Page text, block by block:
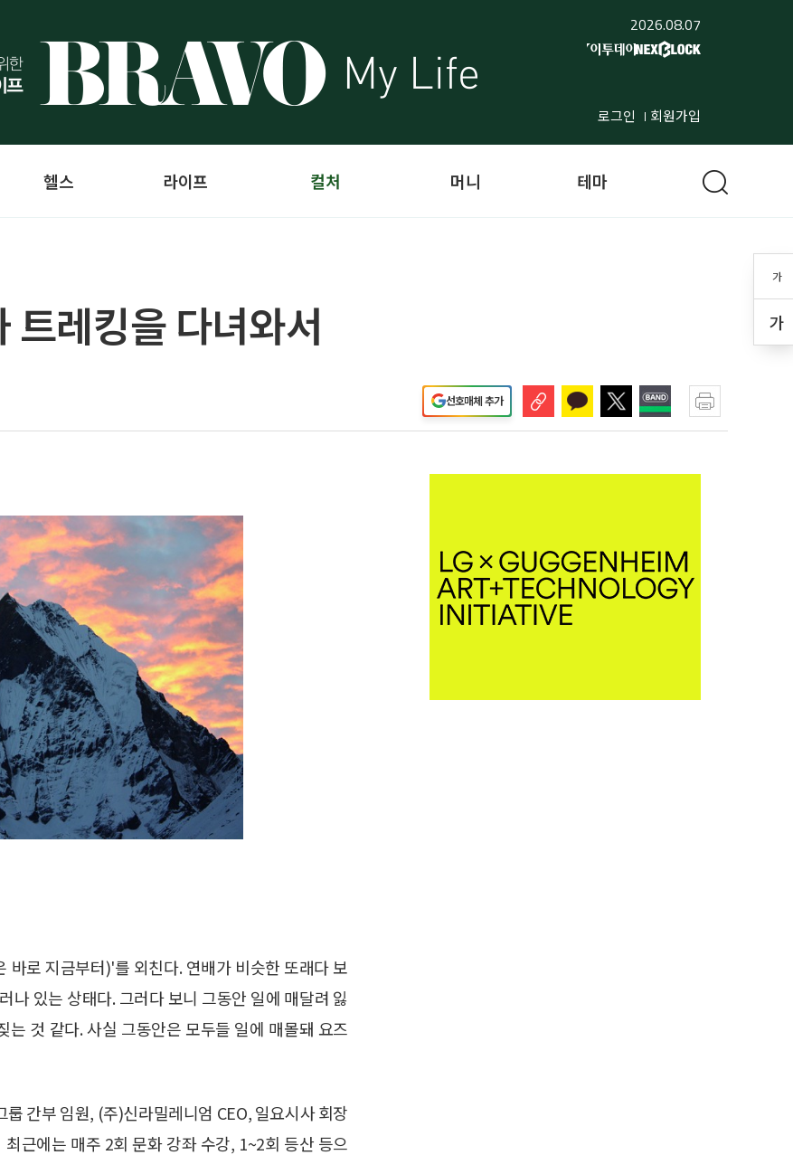
2026.08.07
로그인 회원가입
가
가
헬스 라이프 컬처 머니 테마
레킹을 다녀와서
선호매체 추가
로 지금부터)'를 외친다. 연배가 비슷한 또래다 보
나 있는 상태다. 그러다 보니 그동안 일에 매달려 잃
는 것 같다. 사실 그동안은 모두들 일에 매몰돼 요즈
간부 임원, (주)신라밀레니엄 CEO, 일요시사 회장
근에는 매주 2회 문화 강좌 수강, 1~2회 등산 등으